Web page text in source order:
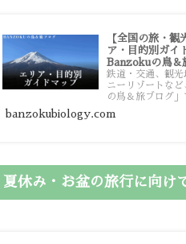
【全国の旅・観
ア・目的別ガイ
Banzokuの鳥＆
鉄道・交通、観光
ニーリゾートな
の鳥＆旅ブログ
全国の旅行・観
目的別に整理しま
banzokubiology.com
夏休み・お盆の旅行に向け